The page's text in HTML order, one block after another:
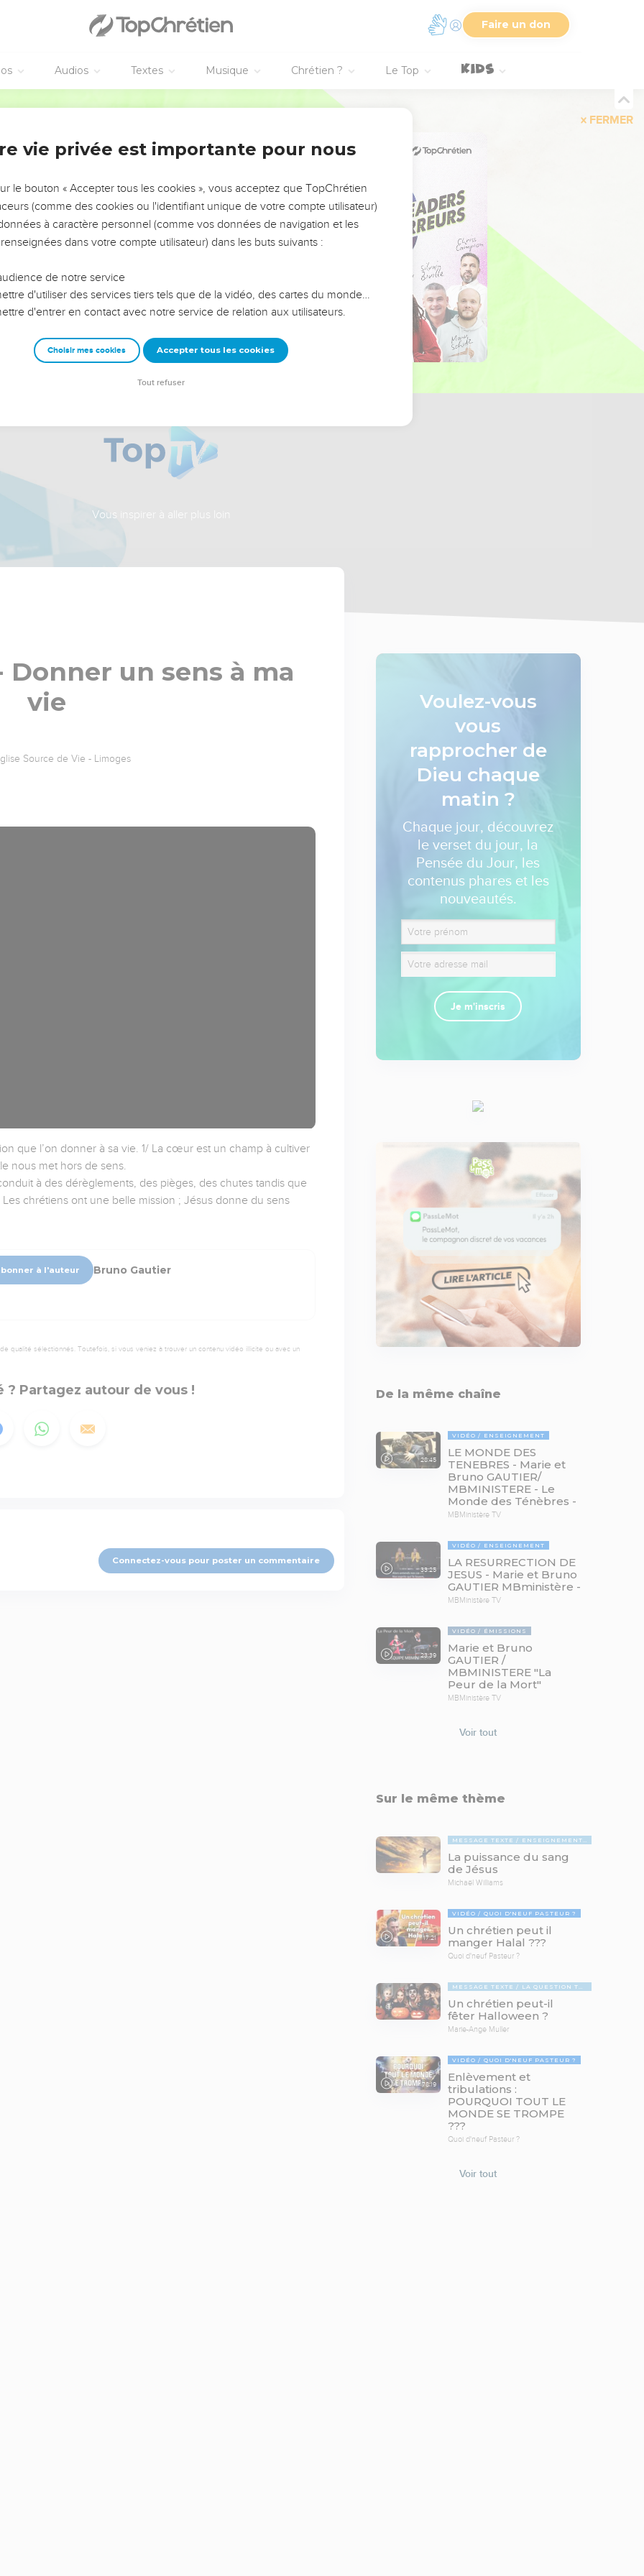
Faire un don
Audios Textes Musique Chrétien ? Le Top
FERMER
DE L’ANNÉE !
LES VOTRES ?
leur impact, leur foi ou leur vision. Mais on voit
qu'ils ont traversés, alors même que ce sont
et responsables reviennent sur les erreurs
avec plus de sagesse afin que leurs erreurs
ministère, une équipe, un groupe ou une famille,
Vous inspirer à aller plus loin
un sens à ma
vie
Source de Vie - Limoges
que l’on donner à sa vie. 1/ La cœur est un champ à cultiver
nous met hors de sens.
à des dérèglements, des pièges, des chutes tandis que
chrétiens ont une belle mission ; Jésus donne du sens
à l'auteur Bruno Gautier
qualité sélectionnés. Toutefois, si vous veniez à trouver un contenu vidéo illicite ou avec un
? Partagez autour de vous !
Connectez-vous pour poster un commentaire
Voulez-vous
vous
rapprocher de
Dieu chaque
matin ?
Chaque jour, découvrez
le verset du jour, la
Pensée du Jour, les
contenus phares et les
nouveautés.
Je m'inscris
De la même chaîne
28:45
VIDÉO ENSEIGNEMENT
LE MONDE DES
TENEBRES - Marie et
Bruno GAUTIER/
MBMINISTERE - Le
Monde des Ténèbres -
MBMinistère TV
33:25
VIDÉO ENSEIGNEMENT
LA RESURRECTION DE
JESUS - Marie et Bruno
GAUTIER MBministère -
MBMinistère TV
23:39
VIDÉO ÉMISSIONS
Marie et Bruno
GAUTIER /
MBMINISTERE "La
Peur de la Mort"
MBMinistère TV
Voir tout
Sur le même thème
MESSAGE TEXTE ENSEIGNEMENTS BIBLIQUES
La puissance du sang
de Jésus
Michaël Williams
17:21
VIDÉO QUOI D'NEUF PASTEUR ?
Un chrétien peut il
manger Halal ???
Quoi d'neuf Pasteur ?
MESSAGE TEXTE LA QUESTION TABOUE
Un chrétien peut-il
fêter Halloween ?
Marie-Ange Muller
78:19
VIDÉO QUOI D'NEUF PASTEUR ?
Enlèvement et
tribulations :
POURQUOI TOUT LE
MONDE SE TROMPE
???
Quoi d'neuf Pasteur ?
Voir tout
vie privée est importante pour nous
le bouton « Accepter tous les cookies », vous acceptez que TopChrétien
(comme des cookies ou l'identifiant unique de votre compte utilisateur)
à caractère personnel (comme vos données de navigation et les
dans votre compte utilisateur) dans les buts suivants :
de notre service
d'utiliser des services tiers tels que de la vidéo, des cartes du monde…
d'entrer en contact avec notre service de relation aux utilisateurs.
Choisir mes cookies Accepter tous les cookies
Tout refuser